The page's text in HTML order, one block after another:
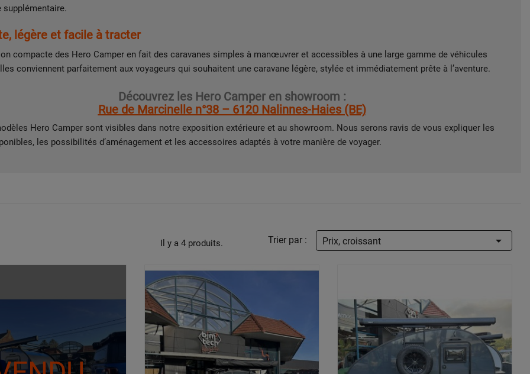
supplémentaire.
légère et facile à tracter
compacte des Hero Camper en fait des caravanes simples à manœuvrer et accessibles à une large gamme de véhicules
conviennent parfaitement aux voyageurs qui souhaitent une caravane légère, stylée et immédiatement prête à l’aventure.
Découvrez les Hero Camper en showroom :
Rue de Marcinelle n°38 – 6120 Nalinnes-Haies (BE)
Hero Camper sont visibles dans notre exposition extérieure et au showroom. Nous serons ravis de vous expliquer les
les possibilités d’aménagement et les accessoires adaptés à votre manière de voyager.
Il y a 4 produits. Trier par : Prix, croissant 